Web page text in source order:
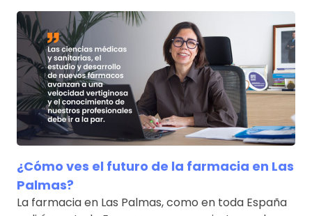
¿Cómo ves el futuro de la farmacia en Las
Palmas?
La farmacia en Las Palmas, como en toda España